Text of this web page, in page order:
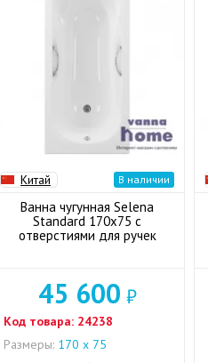
Китай В наличии
Ванна чугунная Selena
Standard 170x75 с
отверстиями для ручек
45 600 ₽
Код товара: 24238
Размеры: 170 х 75